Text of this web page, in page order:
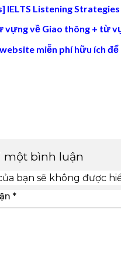
IELTS Listening Strategies
vựng về Giao thông + từ
miễn phí hữu ích để
một bình luận
bạn sẽ không được
*